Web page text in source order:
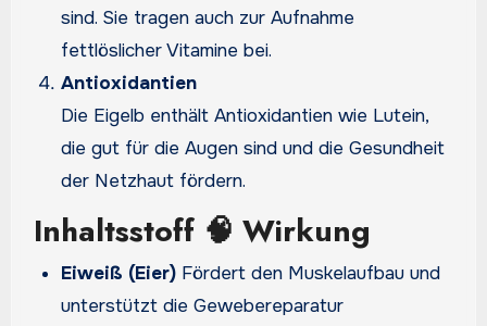
sind. Sie tragen auch zur Aufnahme
fettlöslicher Vitamine bei.
Antioxidantien
Die Eigelb enthält Antioxidantien wie Lutein,
die gut für die Augen sind und die Gesundheit
der Netzhaut fördern.
Inhaltsstoff 🧠 Wirkung
Eiweiß (Eier) Fördert den Muskelaufbau und
unterstützt die Gewebereparatur